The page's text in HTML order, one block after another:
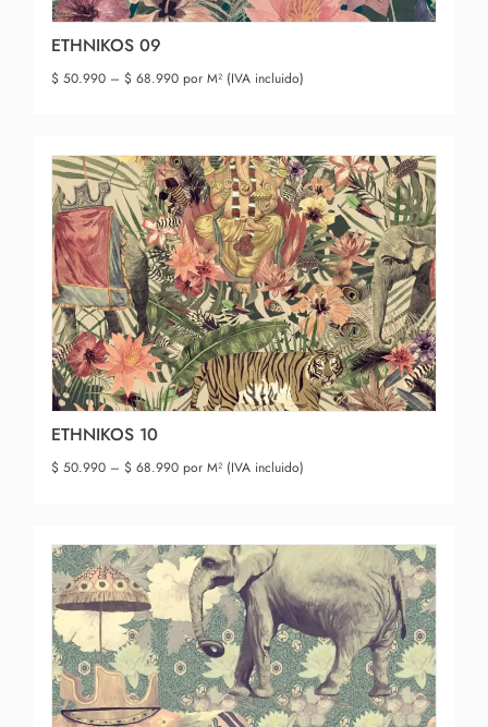
ETHNIKOS 09
$50.990 – $68.990por M² (IVA incluido)
ETHNIKOS 10
$50.990 – $68.990por M² (IVA incluido)